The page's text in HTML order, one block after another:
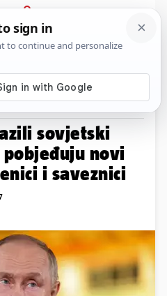
PRIJAVA
News Komentari
sovjetski
novi
i saveznici